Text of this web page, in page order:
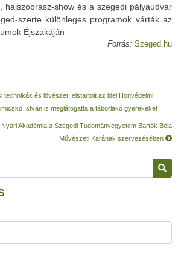
hajszobrász-show és a szegedi pályaudvar
szerte különleges programok várták az
Éjszakáján
Forrás: Szeged.hu
technikák és lövészet: elstartolt az idei Honvédelmi
István is meglátogatta a táborlakó gyerekeket
Akadémia a Szegedi Tudományegyetem Bartók Béla
Művészeti Karának szervezésében